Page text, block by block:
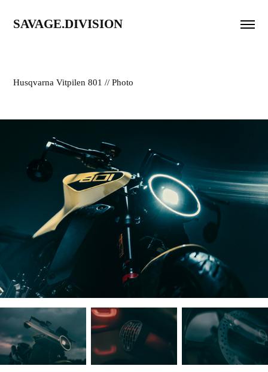
SAVAGE.DIVISION
Husqvarna Vitpilen 801 // Photo